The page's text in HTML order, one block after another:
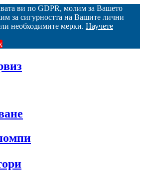
ви по GDPR, молим за Вашето
за сигурността на Вашите лични
необходимите мерки. Научете